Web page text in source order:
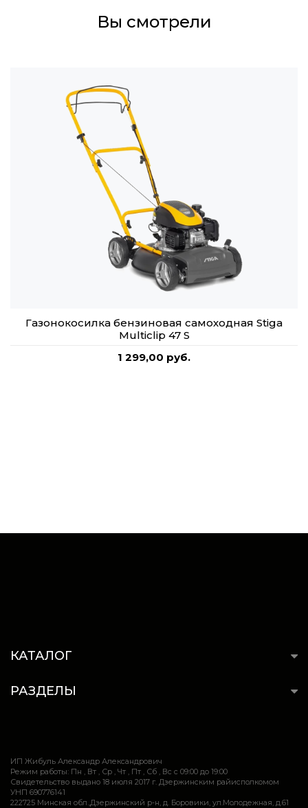
Вы смотрели
Газонокосилка бензиновая самоходная Stiga
Multiclip 47 S
1 299,00 руб.
КАТАЛОГ
РАЗДЕЛЫ
ИП Жибуль Александр Александрович
Режим работы: Пн , Вт , Ср , Чт , Пт , Сб , Вс c 09:00 до 19:00
Свидетельство выдано 18 июля 2017 г. Дзержинским райисполкомом
УНП 690776141
222725 Минская обл.,Дзержинский р-н, д. Боровики, ул.Молодежная, д.61